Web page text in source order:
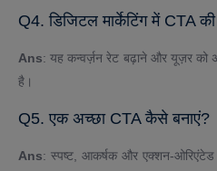
Q4. डिजिटल मार्केटिंग में CTA
Ans: यह कन्वर्ज़न रेट बढ़ाने और यूज़र
है।
Q5. एक अच्छा CTA कैसे बनाएं?
Ans: स्पष्ट, आकर्षक और एक्शन-